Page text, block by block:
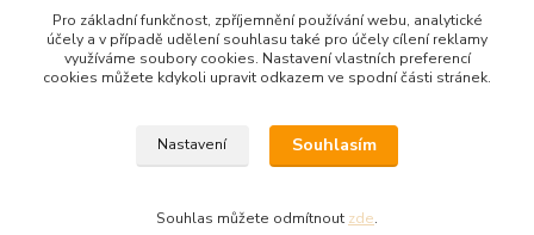
(Po-Pá, 9-16h)
info@west4us.cz
Pro základní funkčnost, zpříjemnění používání webu, analytické
účely a v případě udělení souhlasu také pro účely cílení reklamy
využíváme soubory cookies. Nastavení vlastních preferencí
cookies můžete kdykoli upravit odkazem ve spodní části stránek.
Nastavení Souhlasím
Souhlas můžete odmítnout zde.